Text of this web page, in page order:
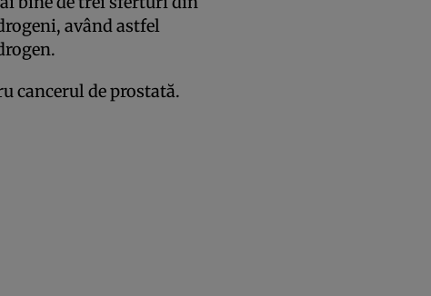
având astfel
cancerul de prostată.